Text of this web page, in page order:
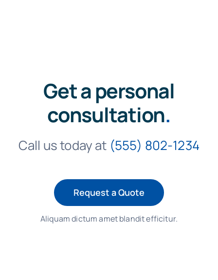
Get a personal
consultation.
Call us today at (555) 802-1234
Request a Quote
Aliquam dictum amet blandit efficitur.